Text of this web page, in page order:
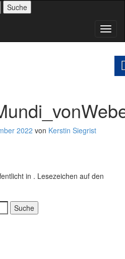
2022 von Kerstin Siegrist
in . Lesezeichen auf den